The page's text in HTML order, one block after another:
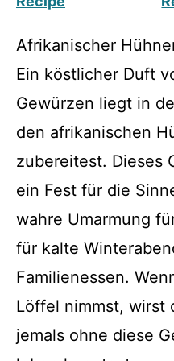
Afrikanischer
Ein köstlicher Duft
Gewürzen liegt in
den afrikanischen
zubereitest. Dieses
ein Fest für die
wahre Umarmung
für kalte
Familienessen.
Löffel nimmst, wirst
jemals ohne diese